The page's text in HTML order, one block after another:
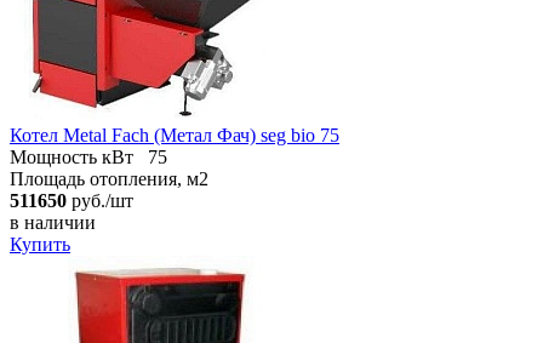
Котел Metal Fach (Метал Фач) seg bio 75
Мощность кВт
75
Площадь отопления, м2
511650 руб./шт
в наличии
Купить